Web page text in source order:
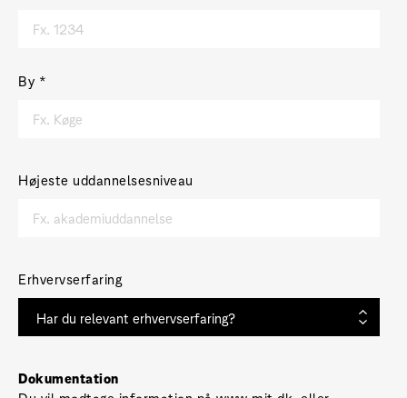
By *
Højeste uddannelsesniveau
Erhvervserfaring
Dokumentation